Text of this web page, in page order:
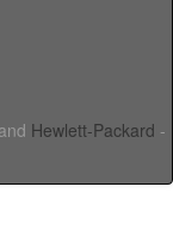
and Hewlett-Packard -